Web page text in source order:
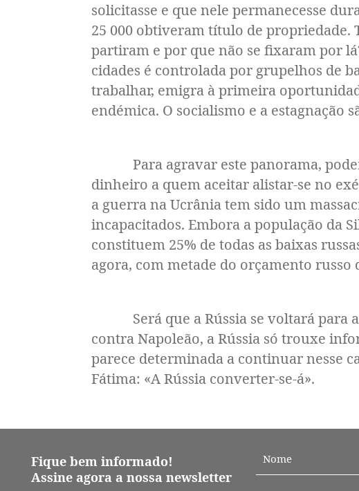
solicitasse e que nele permanecesse
25 000 obtiveram título de propriedade.
partiram e por que não se fixaram por
cidades é controlada por grupelhos de
trabalhar, emigra à primeira
endémica. O socialismo e a estagnação
Para agravar este panorama,
dinheiro a quem aceitar alistar-se no
a guerra na Ucrânia tem sido um
incapacitados. Embora a população da
constituem 25% de todas as baixas
agora, com metade do orçamento
Será que a Rússia se voltará para a
contra Napoleão, a Rússia só trouxe
parece determinada a continuar nesse
Fátima: «A Rússia converter-se-á».
Fique bem informado!
Assine agora a nossa newsletter